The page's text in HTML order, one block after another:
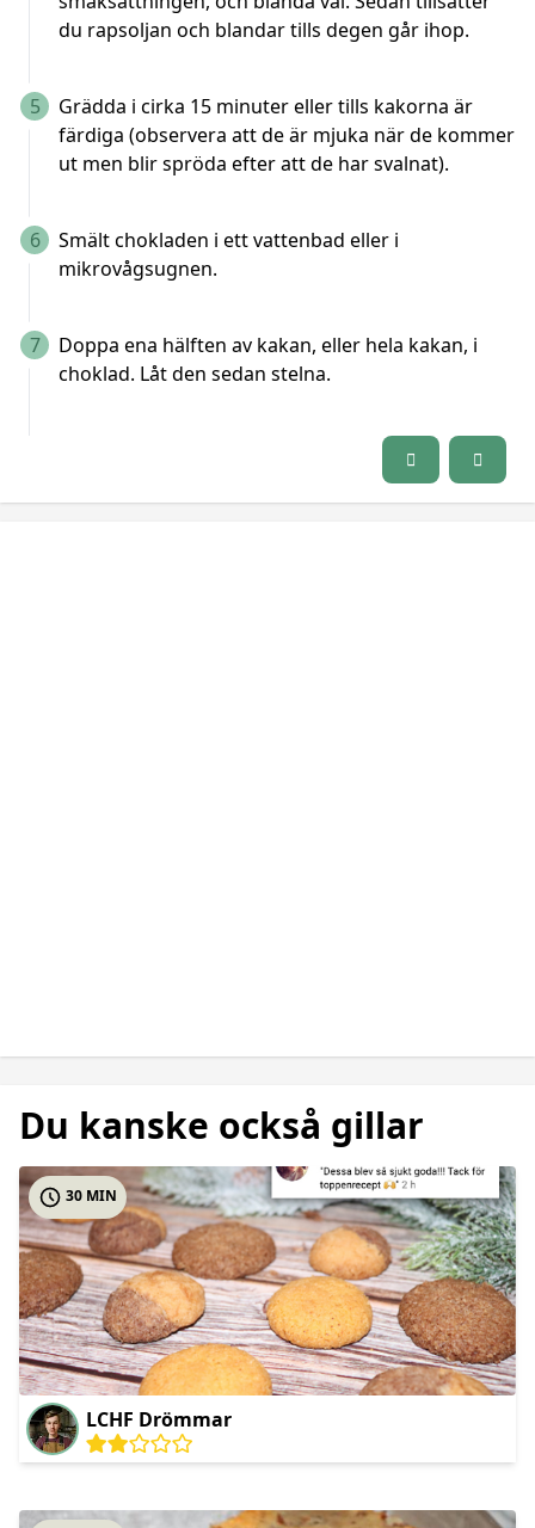
du rapsoljan och blandar tills degen går ihop.
5
Grädda i cirka 15 minuter eller tills kakorna är
färdiga (observera att de är mjuka när de kommer
ut men blir spröda efter att de har svalnat).
6
Smält chokladen i ett vattenbad eller i
mikrovågsugnen.
7
Doppa ena hälften av kakan, eller hela kakan, i
choklad. Låt den sedan stelna.
Du kanske också gillar
LCHF Drömmar
30 MIN